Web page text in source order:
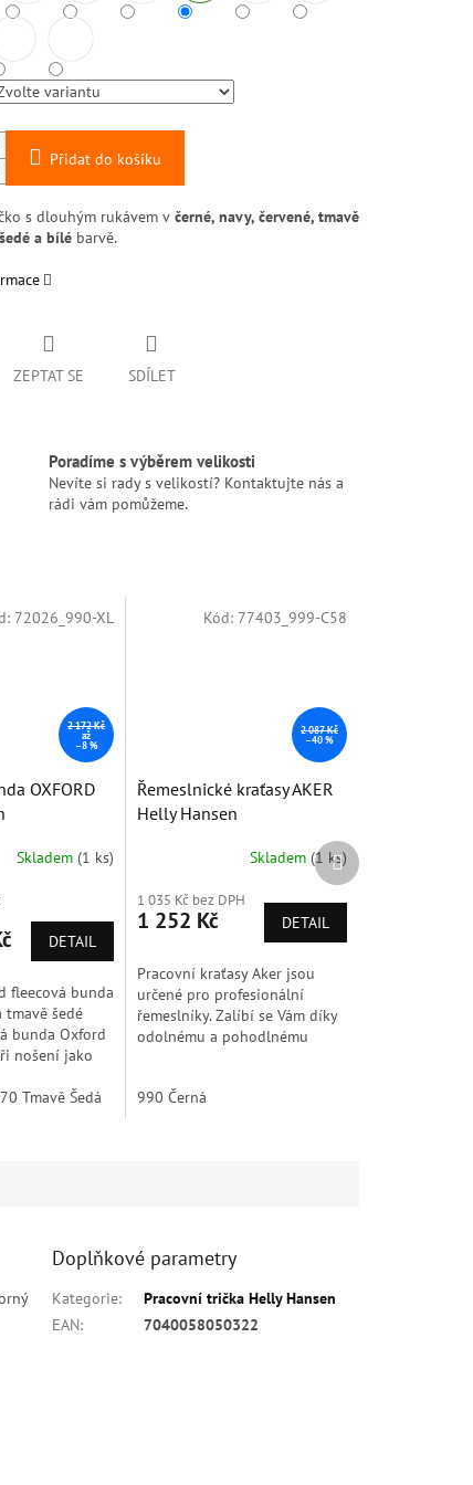
Přidat do košíku
s dlouhým rukávem včerné, navy, červené, tmavě
a bílébarvě.
ZEPTAT SE SDÍLET
Poradíme s výběrem velikosti
Nevíte si rady s velikostí? Kontaktujte nás a
rádi vám pomůžeme.
Černá
2 172 Kč
až
–8 %
OXFORD
Skladem(1 ks)
DETAIL
fleecová bunda
tmavě šedé
bunda Oxford
nošení jako
vrstva v...
Tmavě Šedá 990 Černá
72026_990-XL
2 087 Kč
–40 %
Řemeslnické kraťasy AKER
Helly Hansen
Skladem (1 ks)
1 035 Kč bez DPH
1 252 Kč DETAIL
Pracovní kraťasy Aker jsou
určené pro profesionální
řemeslníky. Zalíbí se Vám díky
odolnému a pohodlnému
řemeslnické...
990 Černá
Kód: 77403_999-C58
Další
produkt
Doplňkové parametry
Kategorie:
Pracovní trička Helly Hansen
EAN: 7040058050322